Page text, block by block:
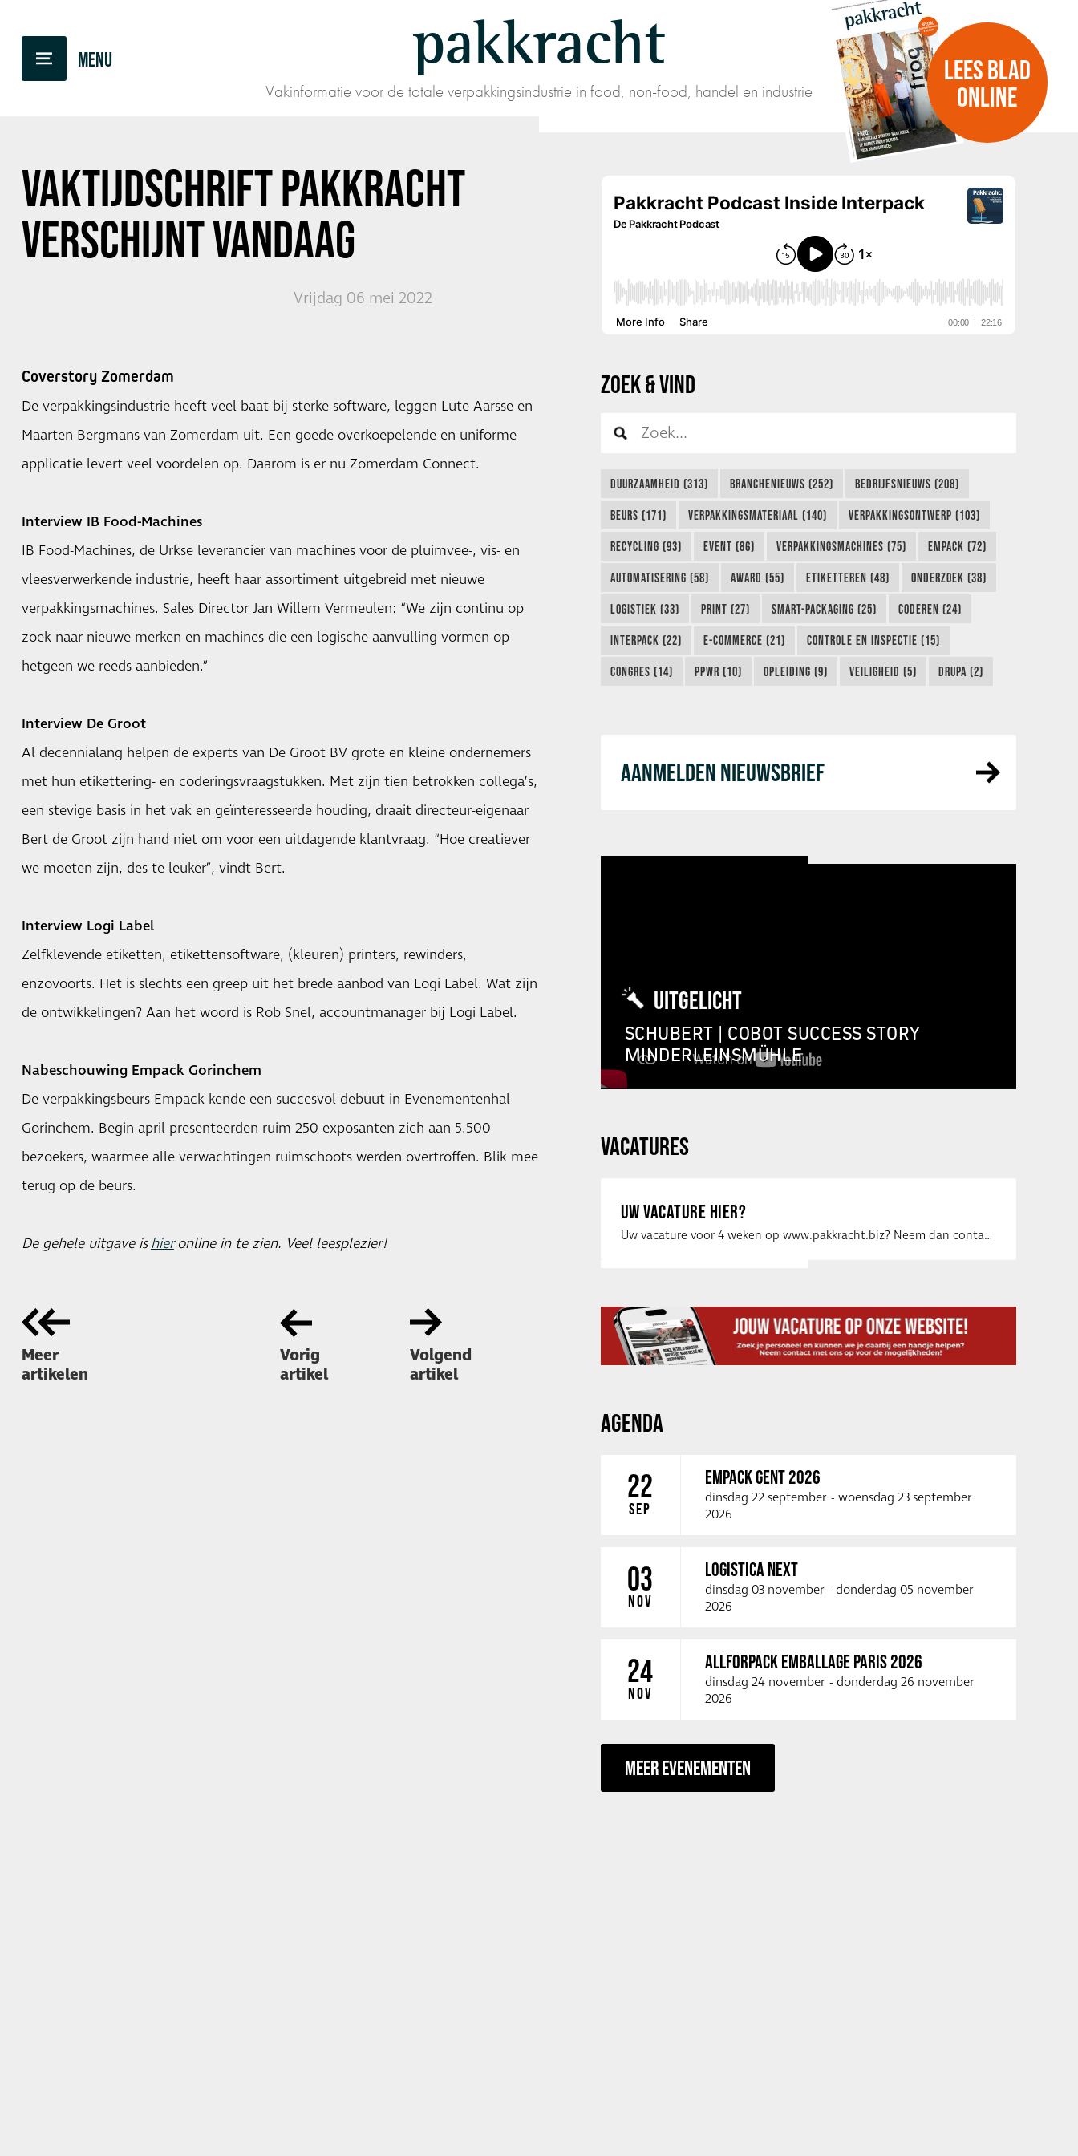
pakkracht
Vakinformatie voor de totale verpakkingsindustrie in food, non-food, handel en industrie
LEES BLAD
ONLINE
VAKTIJDSCHRIFT PAKKRACHT
VERSCHIJNT VANDAAG
Vrijdag 06 mei 2022
Coverstory Zomerdam
De verpakkingsindustrie heeft veel baat bij sterke software, leggen Lute Aarsse en
Maarten Bergmans van Zomerdam uit. Een goede overkoepelende en uniforme
applicatie levert veel voordelen op. Daarom is er nu Zomerdam Connect.
Interview IB Food-Machines
IB Food-Machines, de Urkse leverancier van machines voor de pluimvee-, vis- en
vleesverwerkende industrie, heeft haar assortiment uitgebreid met nieuwe
verpakkingsmachines. Sales Director Jan Willem Vermeulen: “We zijn continu op
zoek naar nieuwe merken en machines die een logische aanvulling vormen op
hetgeen we reeds aanbieden.”
Interview De Groot
Al decennialang helpen de experts van De Groot BV grote en kleine ondernemers
met hun etikettering- en coderingsvraagstukken. Met zijn tien betrokken collega’s,
een stevige basis in het vak en geïnteresseerde houding, draait directeur-eigenaar
Bert de Groot zijn hand niet om voor een uitdagende klantvraag. “Hoe creatiever
we moeten zijn, des te leuker”, vindt Bert.
Interview Logi Label
Zelfklevende etiketten, etikettensoftware, (kleuren) printers, rewinders,
enzovoorts. Het is slechts een greep uit het brede aanbod van Logi Label. Wat zijn
de ontwikkelingen? Aan het woord is Rob Snel, accountmanager bij Logi Label.
Nabeschouwing Empack Gorinchem
De verpakkingsbeurs Empack kende een succesvol debuut in Evenementenhal
Gorinchem. Begin april presenteerden ruim 250 exposanten zich aan 5.500
bezoekers, waarmee alle verwachtingen ruimschoots werden overtroffen. Blik mee
terug op de beurs.
De gehele uitgave ishieronline in te zien. Veel leesplezier!
Meer
artikelen
Vorig
artikel
Volgend
artikel
ZOEK & VIND
DUURZAAMHEID (313) BRANCHENIEUWS (252) BEDRIJFSNIEUWS (208)
BEURS (171) VERPAKKINGSMATERIAAL (140) VERPAKKINGSONTWERP (103)
RECYCLING (93) EVENT (86) VERPAKKINGSMACHINES (75) EMPACK (72)
AUTOMATISERING (58) AWARD (55) ETIKETTEREN (48) ONDERZOEK (38)
LOGISTIEK (33) PRINT (27) SMART-PACKAGING (25) CODEREN (24)
INTERPACK (22) E-COMMERCE (21) CONTROLE EN INSPECTIE (15)
CONGRES (14) PPWR (10) OPLEIDING (9) VEILIGHEID (5) DRUPA (2)
AANMELDEN NIEUWSBRIEF
UITGELICHT
SCHUBERT | COBOT SUCCESS STORY
MINDERLEINSMÜHLE
VACATURES
UW VACATURE HIER?
Uw vacature voor 4 weken op www.pakkracht.biz? Neem dan contact op met Yannick van …
AGENDA
22
SEP
EMPACK GENT 2026
dinsdag 22 september - woensdag 23 september
2026
03
NOV
LOGISTICA NEXT
dinsdag 03 november - donderdag 05 november
2026
24
NOV
ALLFORPACK EMBALLAGE PARIS 2026
dinsdag 24 november - donderdag 26 november
2026
MEER EVENEMENTEN